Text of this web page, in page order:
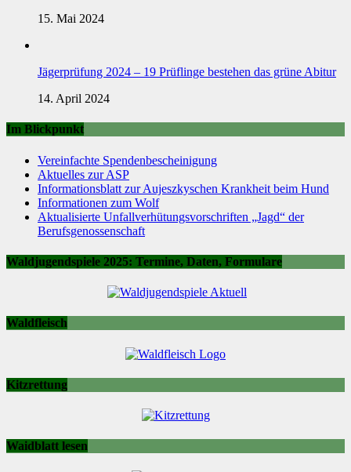
15. Mai 2024
Jägerprüfung 2024 – 19 Prüflinge bestehen das grüne Abitur
14. April 2024
Im Blickpunkt
Vereinfachte Spendenbescheinigung
Aktuelles zur ASP
Informationsblatt zur Aujeszkyschen Krankheit beim Hund
Informationen zum Wolf
Aktualisierte Unfallverhütungsvorschriften „Jagd“ der
Berufsgenossenschaft
Waldjugendspiele 2025: Termine, Daten, Formulare
Waldfleisch
Kitzrettung
Waidblatt lesen